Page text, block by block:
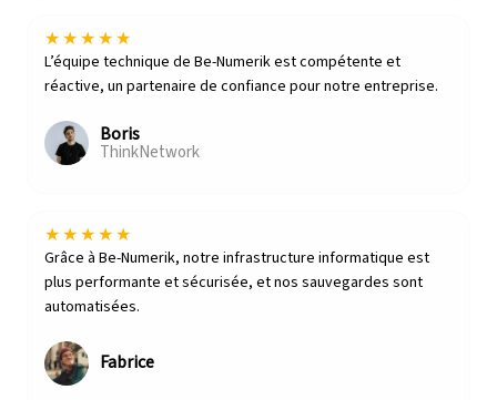
★★★★★
L’équipe technique de Be-Numerik est compétente et
réactive, un partenaire de confiance pour notre entreprise.
Boris
ThinkNetwork
★★★★★
Grâce à Be-Numerik, notre infrastructure informatique est
plus performante et sécurisée, et nos sauvegardes sont
automatisées.
Fabrice